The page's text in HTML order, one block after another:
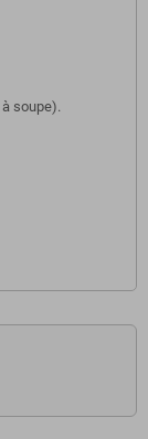
à soupe).